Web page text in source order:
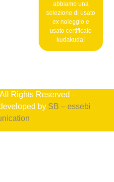
abbiamo una
selezione di usato
ex noleggio e
usato certificato
kudakuda!
Rights Reserved –
by SB – essebi